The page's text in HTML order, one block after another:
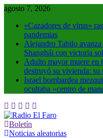
Saltar
contenido
agosto 7, 2026
«Cazadores de virus»
pandemias
Alejandro Tabilo
Shanghái con victoria
Adulto mayor muere en
destruyó su vivienda: su
Israel bombardea
ocultaba «centro de
Radio El Faro
Noticias y más
Boletín
Noticias aleatorias